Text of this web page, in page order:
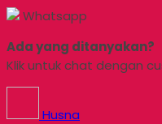
Whatsapp
Ada yang ditanyakan?
Klik untuk chat dengan
Husna